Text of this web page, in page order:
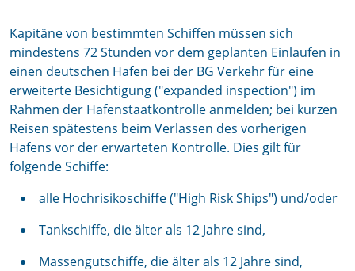
Kapitäne von bestimmten Schiffen müssen sich
mindestens 72 Stunden vor dem geplanten Einlaufen in
einen deutschen Hafen bei der BG Verkehr für eine
erweiterte Besichtigung ("expanded inspection") im
Rahmen der Hafenstaatkontrolle anmelden; bei kurzen
Reisen spätestens beim Verlassen des vorherigen
Hafens vor der erwarteten Kontrolle. Dies gilt für
folgende Schiffe:
alle Hochrisikoschiffe ("High Risk Ships") und/oder
Tankschiffe, die älter als 12 Jahre sind,
Massengutschiffe, die älter als 12 Jahre sind,